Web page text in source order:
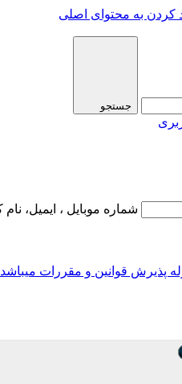
کردن به محتوای اصلی
جستجو
شماره موبایل ، ایمیل، نام
پذیرش قوانین و مقررات